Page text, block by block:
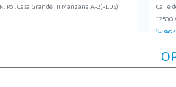
Pol. Casa Grande III Manzana A-2(PLUS)
UNIDADES
Calle